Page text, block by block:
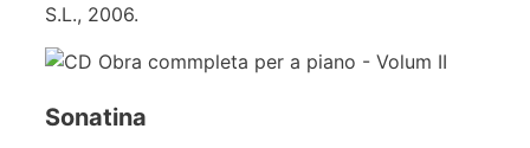
S.L., 2006.
Sonatina